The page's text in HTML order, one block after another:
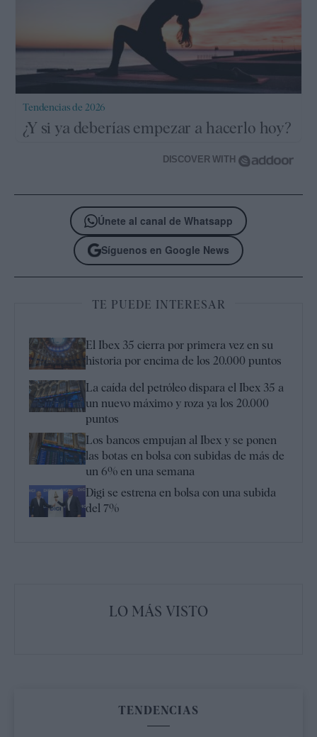
Tendencias de 2026
¿Y si ya deberías empezar a hacerlo hoy?
DISCOVER WITH
Únete al canal de Whatsapp
Síguenos en Google News
TE PUEDE INTERESAR
El Ibex 35 cierra por primera vez en su
historia por encima de los 20.000 puntos
La caída del petróleo dispara el Ibex 35 a
un nuevo máximo y roza ya los 20.000
puntos
Los bancos empujan al Ibex y se ponen
las botas en bolsa con subidas de más de
un 6% en una semana
Digi se estrena en bolsa con una subida
del 7%
LO MÁS VISTO
TENDENCIAS